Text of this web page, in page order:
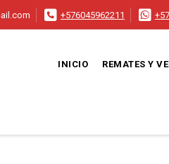
+576045962211
INICIO REMATES Y